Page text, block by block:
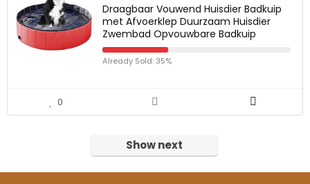
Draagbaar Vouwend Huisdier Badkuip
met Afvoerklep Duurzaam Huisdier
Zwembad Opvouwbare Badkuip
Already Sold: 35%
0
Show next